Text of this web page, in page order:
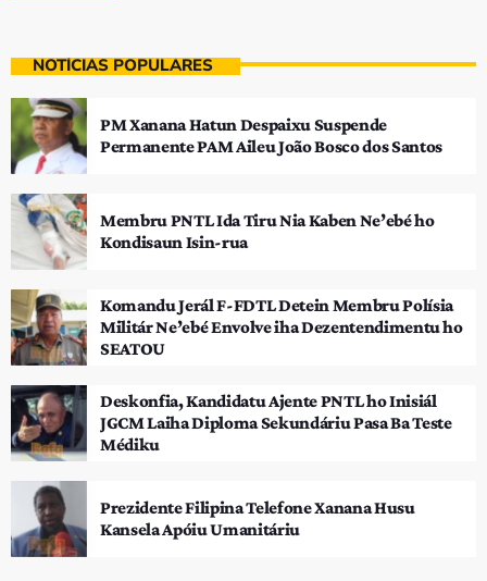
NOTÍCIAS POPULARES
PM Xanana Hatun Despaixu Suspende
Permanente PAM Aileu João Bosco dos Santos
Membru PNTL Ida Tiru Nia Kaben Ne’ebé ho
Kondisaun Isin-rua
Komandu Jerál F-FDTL Detein Membru Polísia
Militár Ne’ebé Envolve iha Dezentendimentu ho
SEATOU
Deskonfia, Kandidatu Ajente PNTL ho Inisiál
JGCM Laiha Diploma Sekundáriu Pasa Ba Teste
Médiku
Prezidente Filipina Telefone Xanana Husu
Kansela Apóiu Umanitáriu